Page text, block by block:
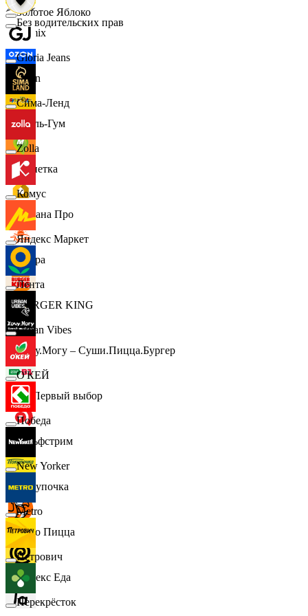
Demix
Ozon
Бубль-Гум
Монетка
Лемана Про
7 утра
BURGER KING
Хочу.Могу – Суши.Пицца.Бургер
B1 Первый выбор
Гольфстрим
Покупочка
Додо Пицца
Яндекс Еда
Золотое Яблоко
Gloria Jeans
Сима-Ленд
Zolla
Комус
Яндекс Маркет
Лента
Urban Vibes
О'КЕЙ
Победа
New Yorker
Metro
Петрович
Перекрёсток
Без водительских прав